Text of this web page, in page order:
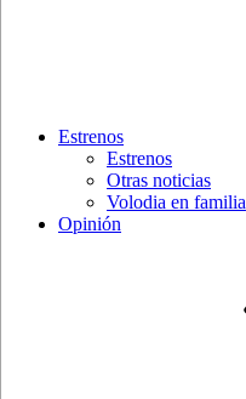
Estrenos
Estrenos
Otras noticias
Volodia en familia
Opinión